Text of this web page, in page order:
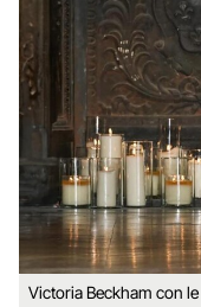
Victoria Beckham con